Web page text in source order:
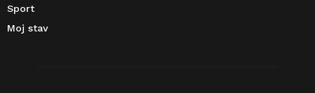
Sport
Moj stav